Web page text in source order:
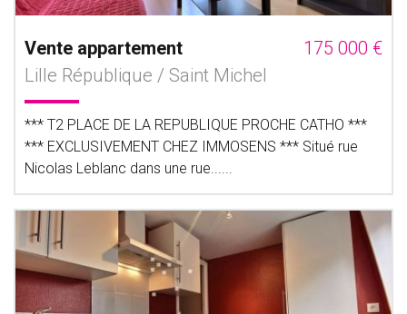
Vente appartement
175 000 €
Lille République / Saint Michel
*** T2 PLACE DE LA REPUBLIQUE PROCHE CATHO ***
*** EXCLUSIVEMENT CHEZ IMMOSENS *** Situé rue
Nicolas Leblanc dans une rue......